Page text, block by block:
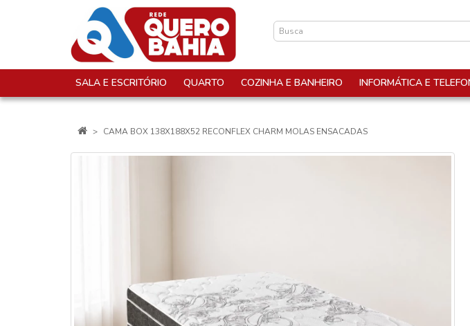
SALA E ESCRITÓRIO QUARTO COZINHA E BANHEIRO INFORMÁTICA E
CAMA BOX 138X188X52 RECONFLEX CHARM MOLAS ENSACADAS